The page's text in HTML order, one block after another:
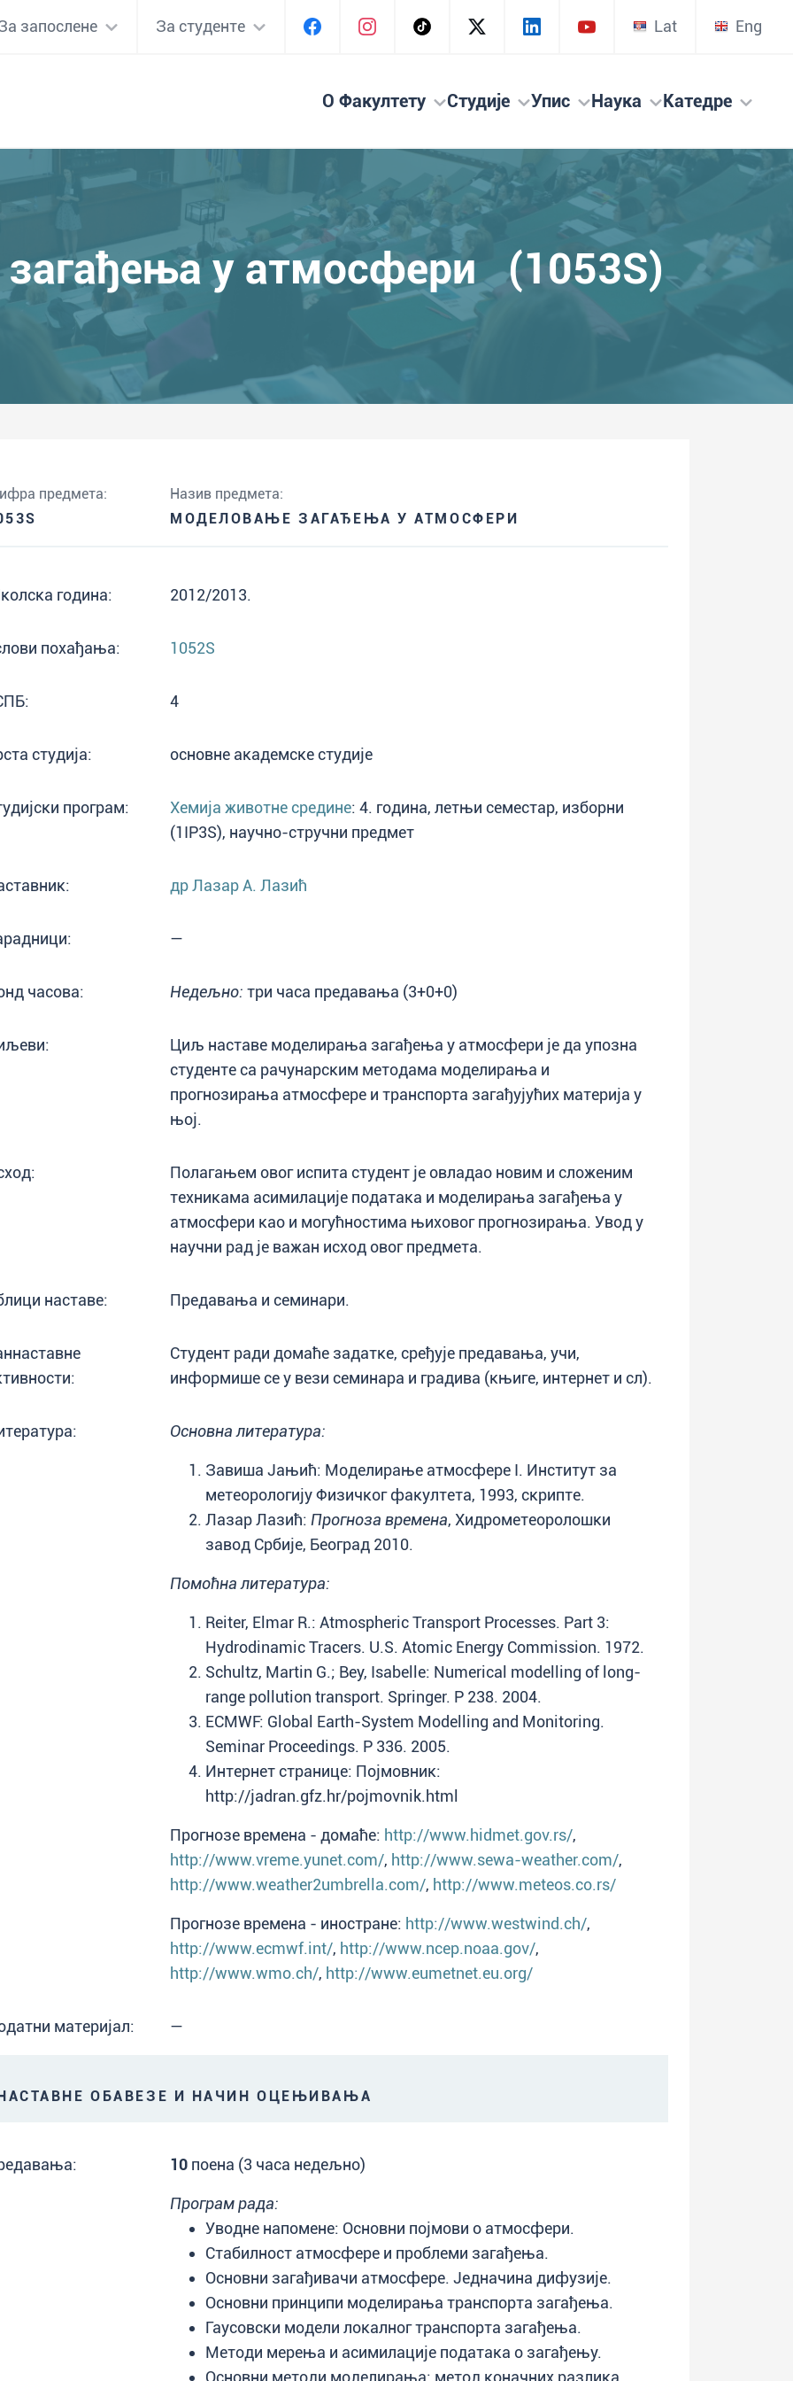
запослене За студенте Lat Eng
О Факултету Студије Упис Наука Катедре
у атмосфери (1053S)
предмета:
Назив предмета:
МОДЕЛОВАЊЕ ЗАГАЂЕЊА У АТМОСФЕРИ
година: 2012/2013.
похађања: 1052S
4
студија: основне академске студије
програм: Хемија животне средине: 4. година, летњи семестар, изборни
(1IP3S), научно-стручни предмет
др Лазар А. Лазић
—
часова: Недељно: три часа предавања (3+0+0)
Циљ наставе моделирања загађења у атмосфери је да упозна
студенте са рачунарским методама моделирања и
прогнозирања атмосфере и транспортa загађујућих материја у
њој.
Полагањем овог испита студент је овладао новим и сложеним
техникама асимилације података и моделирања загађења у
атмосфери као и могућностима њиховог прогнозирања. Увод у
научни рад је важан исход овог предмета.
наставе: Предавања и семинари.
Студент ради домаће задатке, сређује предавања, учи,
информише се у вези семинара и градива (књиге, интернет и сл).
Основна литература:
Завиша Јањић: Моделирање атмосфере I. Институт за
метеорологију Физичког факултета, 1993, скрипте.
Лазар Лазић: Прогноза времена, Хидрометеоролошки
завод Србије, Београд 2010.
Помоћна литература:
Reiter, Elmar R.: Atmospheric Transport Processes. Part 3:
Hydrodinamic Tracers. U.S. Atomic Energy Commission. 1972.
Schultz, Martin G.; Bey, Isabelle: Numerical modelling of long-
range pollution transport. Springer. P 238. 2004.
ECMWF: Global Earth-System Modelling and Monitoring.
Seminar Proceedings. P 336. 2005.
Интернет странице: Појмовник:
http://jadran.gfz.hr/pojmovnik.html
Прогнозе времена - домаће: http://www.hidmet.gov.rs/,
http://www.vreme.yunet.com/, http://www.sewa-weather.com/,
http://www.weather2umbrella.com/, http://www.meteos.co.rs/
Прогнозе времена - иностране: http://www.westwind.ch/,
http://www.ecmwf.int/, http://www.ncep.noaa.gov/,
http://www.wmo.ch/, http://www.eumetnet.eu.org/
материјал: —
ОБАВЕЗЕ И НАЧИН ОЦЕЊИВАЊА
10 поена (3 часа недељно)
Програм рада:
Уводне напомене: Основни појмови о атмосфери.
Стабилност атмосфере и проблеми загађења.
Основни загађивачи атмосфере. Једначина дифузије.
Основни принципи моделирања транспорта загађења.
Гаусовски модели локалног транспорта загађења.
Методи мерења и асимилације података о загађењу.
Основни методи моделирања: метод коначних разлика.